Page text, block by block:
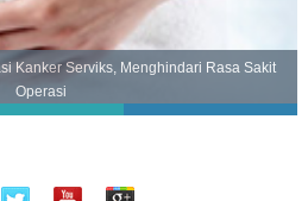
Kanker Serviks, Menghindari Rasa Sakit
Operasi